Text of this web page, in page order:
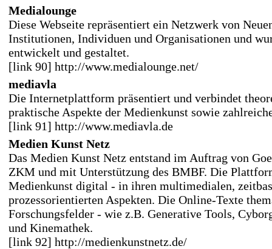
Medialounge
Diese Webseite repräsentiert ein Netzwerk von
Institutionen, Individuen und Organisationen und
entwickelt und gestaltet.
[link 90] http://www.medialounge.net/
mediavla
Die Internetplattform präsentiert und verbindet
praktische Aspekte der Medienkunst sowie
[link 91] http://www.mediavla.de
Medien Kunst Netz
Das Medien Kunst Netz entstand im Auftrag von
ZKM und mit Unterstützung des BMBF. Die
Medienkunst digital - in ihren multimedialen,
prozessorientierten Aspekten. Die Online-Texte
Forschungsfelder - wie z.B. Generative Tools,
und Kinemathek.
[link 92] http://medienkunstnetz.de/